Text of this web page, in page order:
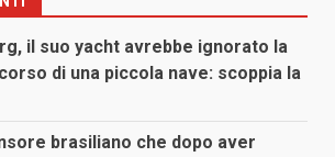
il suo yacht avrebbe ignorato la
di una piccola nave: scoppia la
brasiliano che dopo aver